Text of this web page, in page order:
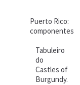
Puerto Rico:
componentes
Tabuleiro
do
Castles of
Burgundy.